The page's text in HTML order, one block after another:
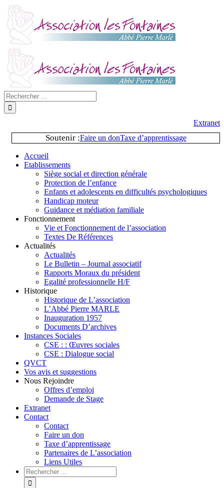
Extranet
Soutenir :Faire un donTaxe d’apprentissage
Accueil
Etablissements
Siège social et direction générale
Protection de l’enfance
Enfants et adolescents en difficultés psychologiques
Handicap moteur
Guidance et médiation familiale
Fonctionnement
Vie et Fonctionnement de l’association
Textes De Références
Actualités
Actualités
Le Bulletin – Journal associatif
Rapports Moraux du président
Egalité professionnelle H/F
Historique
Historique de L’association
L’Abbé Pierre MARLE
Inauguration 1957
Documents D’archives
Instances Sociales
CSE : : Œuvres sociales
CSE : Dialogue social
QVCT
Vos avis et suggestions
Nous Rejoindre
Offres d’emploi
Demande de Stage
Extranet
Contact
Contact
Faire un don
Taxe d’apprentissage
Partenaires de L’association
Liens Utiles